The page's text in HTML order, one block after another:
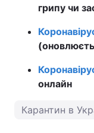
грипу чи
онлайн
Карантин в